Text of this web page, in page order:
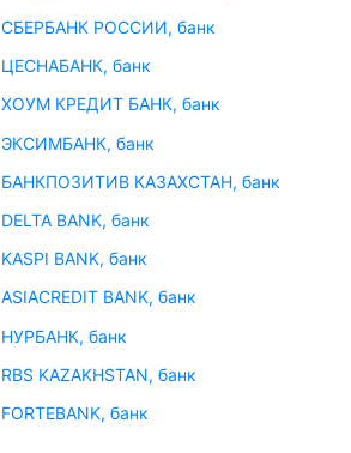
СБЕРБАНК РОССИИ, банк
ЦЕСНАБАНК, банк
ХОУМ КРЕДИТ БАНК, банк
ЭКСИМБАНК, банк
БАНКПОЗИТИВ КАЗАХСТАН, банк
DELTA BANK, банк
KASPI BANK, банк
ASIACREDIT BANK, банк
НУРБАНК, банк
RBS KAZAKHSTAN, банк
FORTEBANK, банк